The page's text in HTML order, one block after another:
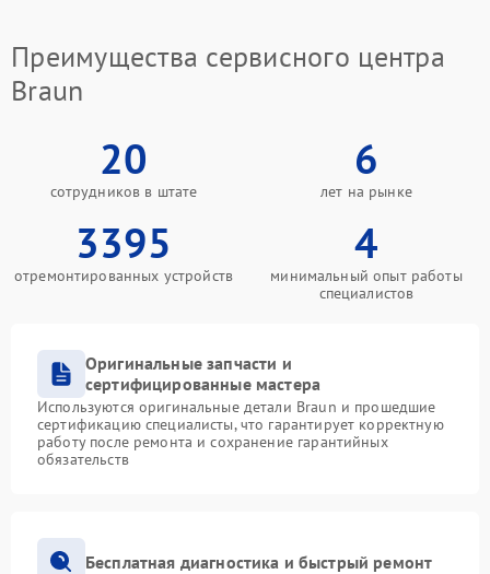
Преимущества сервисного центра
Braun
20
сотрудников в штате
6
лет на рынке
3395
отремонтированных устройств
4
минимальный опыт работы
специалистов
Оригинальные запчасти и
сертифицированные мастера
Используются оригинальные детали Braun и прошедшие
сертификацию специалисты, что гарантирует корректную
работу после ремонта и сохранение гарантийных
обязательств
Бесплатная диагностика и быстрый ремонт